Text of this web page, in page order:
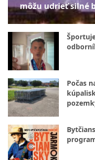
môžu udrieť silné
Počas